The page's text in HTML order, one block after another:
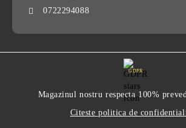
0722294088
GDPR
Magazinul nostru respecta 100%
Citeste politica de